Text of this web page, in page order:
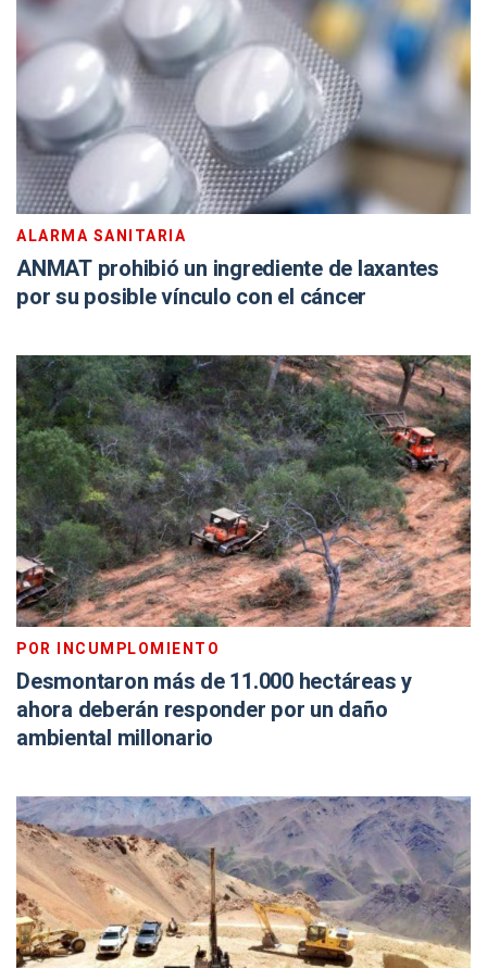
ALARMA SANITARIA
ANMAT prohibió un ingrediente de laxantes
por su posible vínculo con el cáncer
POR INCUMPLOMIENTO
Desmontaron más de 11.000 hectáreas y
ahora deberán responder por un daño
ambiental millonario